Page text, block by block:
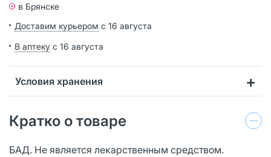
в Брянске
Доставим курьером с 16 августа
В аптеку с 16 августа
Условия хранения
Кратко о товаре
БАД. Не является лекарственным средством.